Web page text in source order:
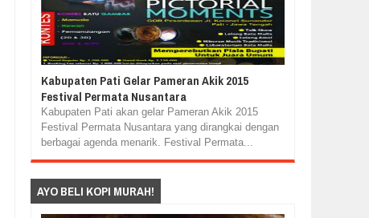
Kabupaten Pati Gelar Pameran Akik 2015
Festival Permata Nusantara
Kabupaten Pati akan gelar Pameran Akik 2015
Festival Permata Nusantara yang dirangkai dengan
berbagai agenda menarik. Festival Permata...
AYO BELI KOPI MURAH!